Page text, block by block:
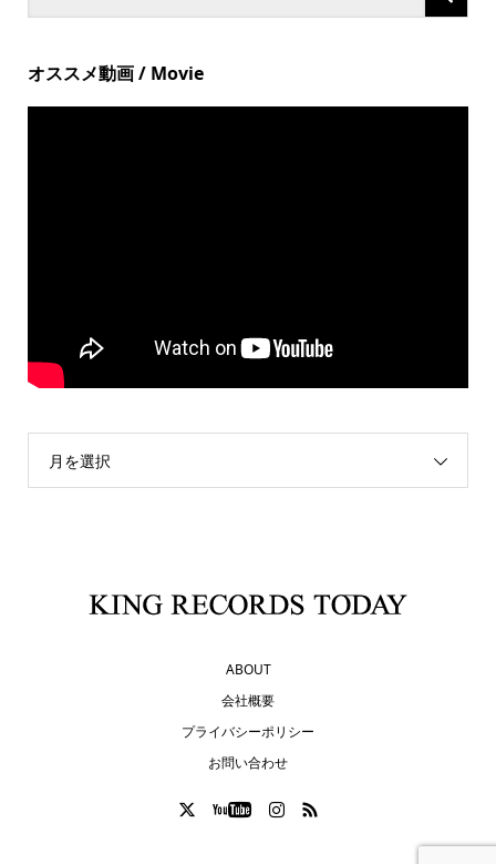
オススメ動画 / Movie
月を選択
ABOUT
会社概要
プライバシーポリシー
お問い合わせ